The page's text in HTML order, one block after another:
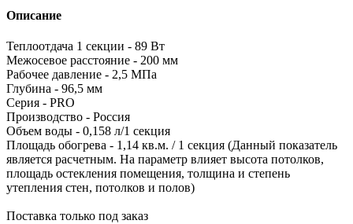
Описание
Теплоотдача 1 секции - 89 Вт
Межосевое расстояние - 200 мм
Рабочее давление - 2,5 МПа
Глубина - 96,5 мм
Серия - PRO
Производство - Россия
Объем воды - 0,158 л/1 секция
Площадь обогрева - 1,14 кв.м. / 1 секция (Данный показатель
является расчетным. На параметр влияет высота потолков,
площадь остекления помещения, толщина и степень
утепления стен, потолков и полов)
Поставка только под заказ